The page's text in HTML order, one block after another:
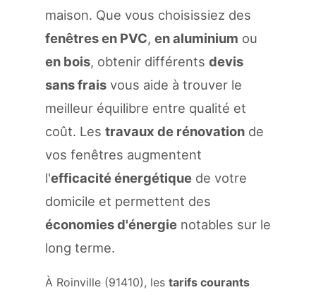
maison. Que vous choisissiez des
fenêtres en PVC, en aluminium ou
en bois, obtenir différents devis
sans frais vous aide à trouver le
meilleur équilibre entre qualité et
coût. Les travaux de rénovation de
vos fenêtres augmentent
l'efficacité énergétique de votre
domicile et permettent des
économies d'énergie notables sur le
long terme.
À Roinville (91410), les tarifs courants